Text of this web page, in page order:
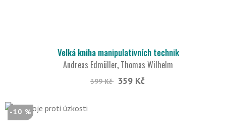
Velká kniha manipulativních technik
Andreas Edmüller, Thomas Wilhelm
399 Kč 359 Kč
-10 %